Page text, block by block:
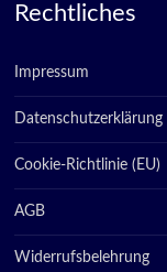
Rechtliches
Impressum
Datenschutzerklärung
Cookie-Richtlinie (EU)
AGB
Widerrufsbelehrung